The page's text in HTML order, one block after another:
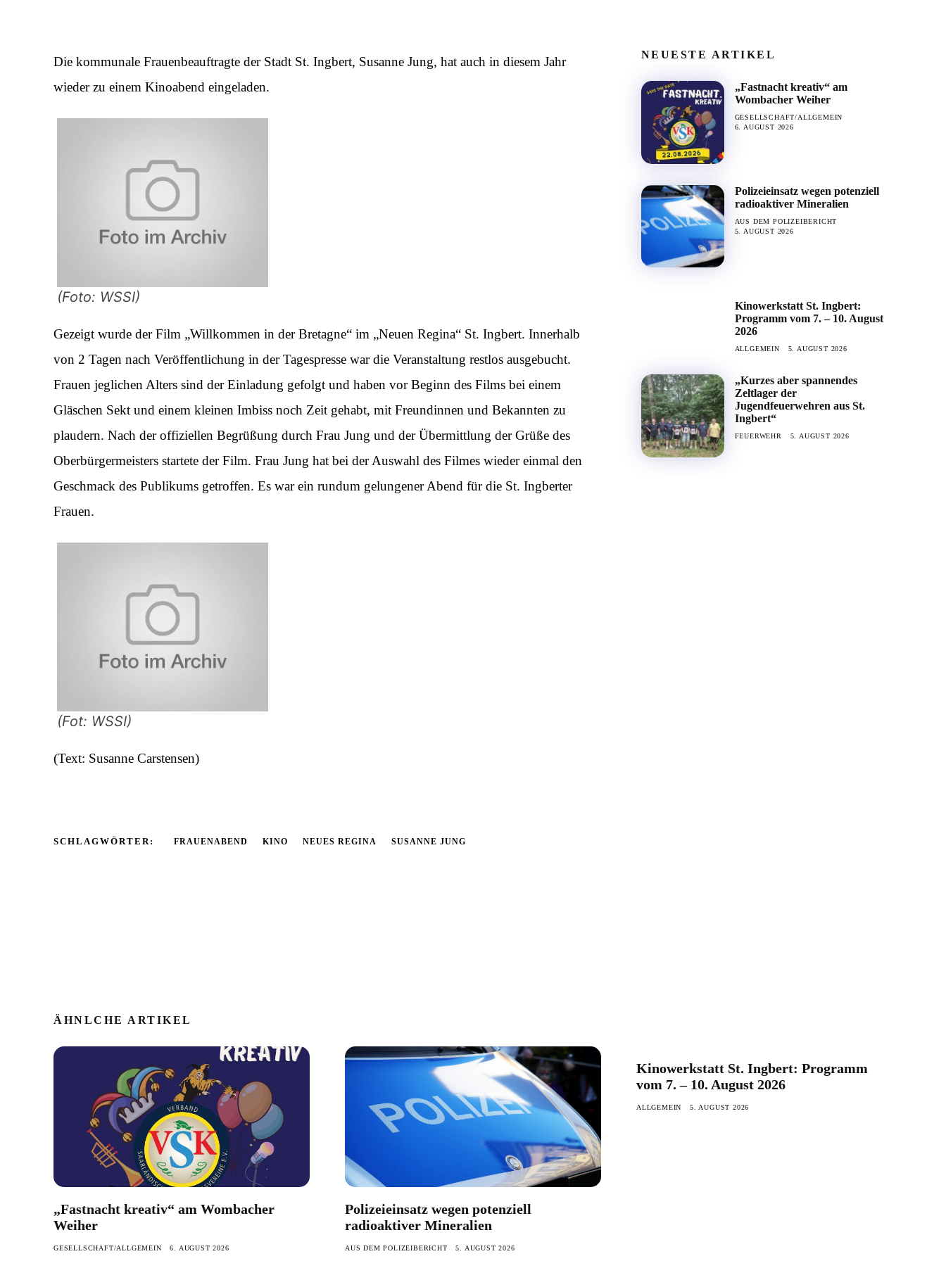
Die kommunale Frauenbeauftragte der Stadt St. Ingbert, Susanne Jung, hat auch in diesem Jahr
wieder zu einem Kinoabend eingeladen.
(Foto: WSSI)
Gezeigt wurde der Film „Willkommen in der Bretagne“ im „Neuen Regina“ St. Ingbert. Innerhalb
von 2 Tagen nach Veröffentlichung in der Tagespresse war die Veranstaltung restlos ausgebucht.
Frauen jeglichen Alters sind der Einladung gefolgt und haben vor Beginn des Films bei einem
Gläschen Sekt und einem kleinen Imbiss noch Zeit gehabt, mit Freundinnen und Bekannten zu
plaudern. Nach der offiziellen Begrüßung durch Frau Jung und der Übermittlung der Grüße des
Oberbürgermeisters startete der Film. Frau Jung hat bei der Auswahl des Filmes wieder einmal den
Geschmack des Publikums getroffen. Es war ein rundum gelungener Abend für die St. Ingberter
Frauen.
(Fot: WSSI)
(Text: Susanne Carstensen)
SCHLAGWÖRTER: FRAUENABEND KINO NEUES REGINA SUSANNE JUNG
NEUESTE ARTIKEL
„Fastnacht kreativ“ am
Wombacher Weiher
GESELLSCHAFT/ALLGEMEIN
6. AUGUST 2026
Polizeieinsatz wegen potenziell
radioaktiver Mineralien
AUS DEM POLIZEIBERICHT
5. AUGUST 2026
Kinowerkstatt St. Ingbert:
Programm vom 7. – 10. August
2026
ALLGEMEIN 5. AUGUST 2026
„Kurzes aber spannendes
Zeltlager der
Jugendfeuerwehren aus St.
Ingbert“
FEUERWEHR 5. AUGUST 2026
ÄHNLCHE ARTIKEL
„Fastnacht kreativ“ am Wombacher
Weiher
GESELLSCHAFT/ALLGEMEIN 6. AUGUST 2026
Polizeieinsatz wegen potenziell
radioaktiver Mineralien
AUS DEM POLIZEIBERICHT 5. AUGUST 2026
Kinowerkstatt St. Ingbert: Programm
vom 7. – 10. August 2026
ALLGEMEIN 5. AUGUST 2026